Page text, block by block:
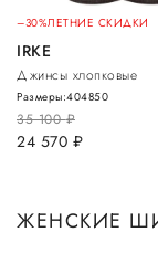
–30%ЛЕТНИЕ СКИДКИ
IRKE
Джинсы хлопковые
35 100руб.
24 570 руб.
Размеры:404850
ЖЕНСКИЕ